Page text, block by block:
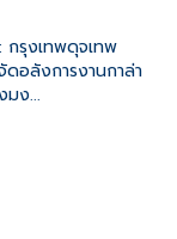
กรุงเทพดุจเทพ
อลังการงานกาล่า
มง...